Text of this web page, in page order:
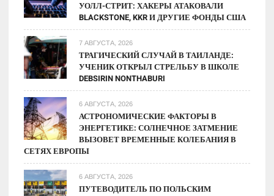
УОЛЛ-СТРИТ: ХАКЕРЫ АТАКОВАЛИ
BLACKSTONE, KKR И ДРУГИЕ ФОНДЫ США
7 АВГУСТА, 2026
ТРАГИЧЕСКИЙ СЛУЧАЙ В ТАИЛАНДЕ:
УЧЕНИК ОТКРЫЛ СТРЕЛЬБУ В ШКОЛЕ
DEBSIRIN NONTHABURI
6 АВГУСТА, 2026
АСТРОНОМИЧЕСКИЕ ФАКТОРЫ В
ЭНЕРГЕТИКЕ: СОЛНЕЧНОЕ ЗАТМЕНИЕ
ВЫЗОВЕТ ВРЕМЕННЫЕ КОЛЕБАНИЯ В
СЕТЯХ ЕВРОПЫ
6 АВГУСТА, 2026
ПУТЕВОДИТЕЛЬ ПО ПОЛЬСКИМ